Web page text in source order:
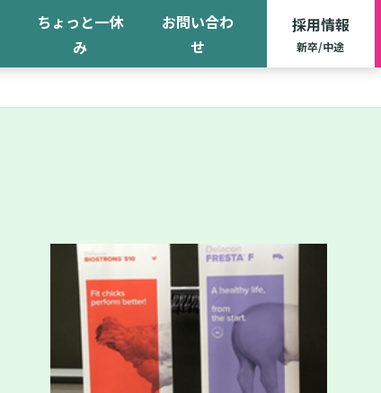
ちょっと一休
み
お問い合わ
せ
採用情報
新卒/中途